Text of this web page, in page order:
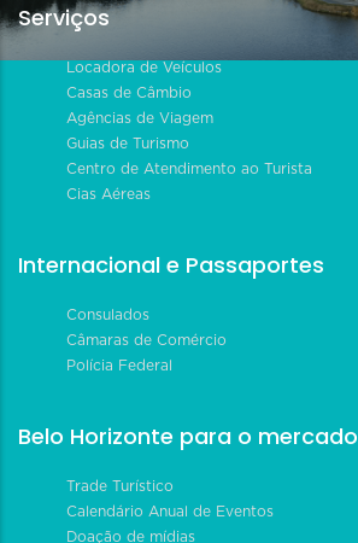
Serviços
Locadora de Veículos
Casas de Câmbio
Agências de Viagem
Guias de Turismo
Centro de Atendimento ao Turista
Cias Aéreas
Internacional e Passaportes
Consulados
Câmaras de Comércio
Polícia Federal
Belo Horizonte para o mercado
Trade Turístico
Calendário Anual de Eventos
Doação de mídias